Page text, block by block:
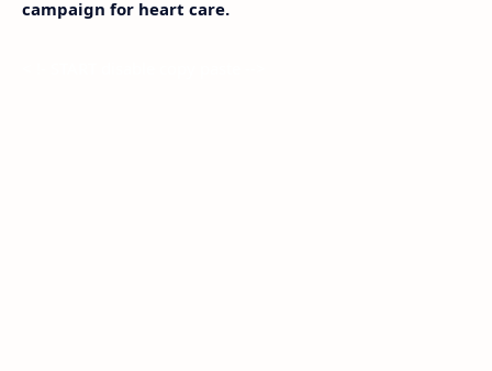
campaign for heart care.